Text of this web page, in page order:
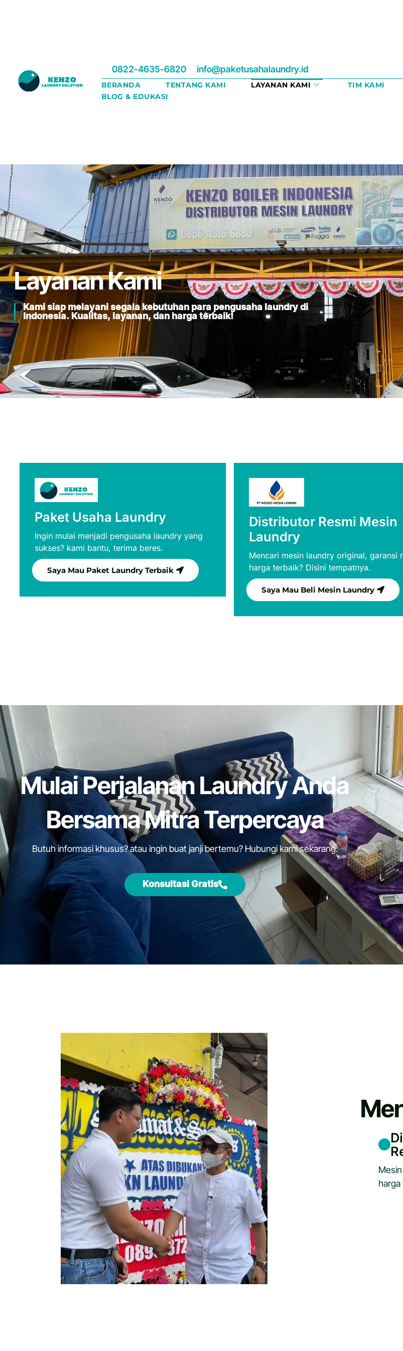
0822-4635-6820 info@paketusahalaundry.id
BERANDA TENTANG KAMI LAYANAN KAMI TIM KAMI
BLOG & EDUKASI
Layanan Kami
Kami siap melayani segala kebutuhan para pengusaha laundry di
Indonesia. Kualitas, layanan, dan harga terbaik!
Paket Usaha Laundry
Ingin mulai menjadi pengusaha laundry yang
sukses? kami bantu, terima beres.
Saya Mau Paket Laundry Terbaik
Distributor Resmi Mesin
Laundry
Mencari mesin laundry original, garansi
harga terbaik? Disini tempatnya.
Saya Mau Beli Mesin Laundry
Mulai Perjalanan Laundry Anda
Bersama Mitra Terpercaya
Butuh informasi khusus? atau ingin buat janji bertemu? Hubungi kami sekarang.
Konsultasi Gratis
Mesin
harga